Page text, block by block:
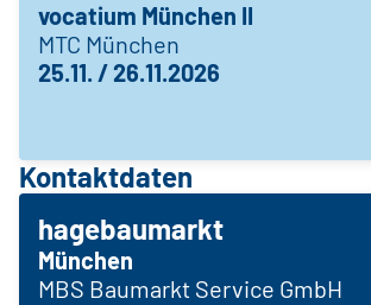
vocatium München II
MTC München
25.11. / 26.11.2026
Kontaktdaten
hagebaumarkt
München
MBS Baumarkt Service GmbH